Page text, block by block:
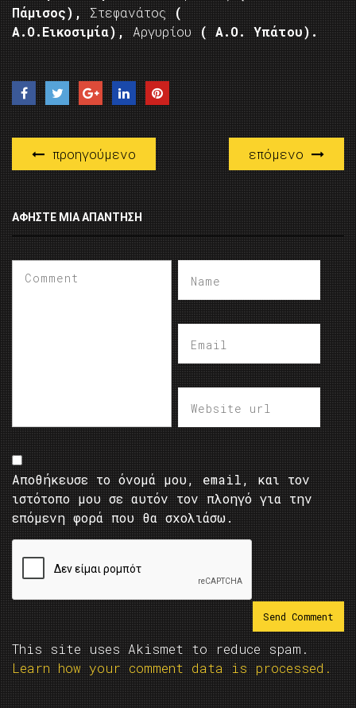
Πάμισος), Στεφανάτος (
Α.Ο.Εικοσιμία), Αργυρίου ( Α.Ο. Υπάτου).
προηγούμενο επόμενο
ΑΦΉΣΤΕ ΜΙΑ ΑΠΆΝΤΗΣΗ
Αποθήκευσε το όνομά μου, email, και τον
ιστότοπο μου σε αυτόν τον πλοηγό για την
επόμενη φορά που θα σχολιάσω.
This site uses Akismet to reduce spam.
Learn how your comment data is processed.